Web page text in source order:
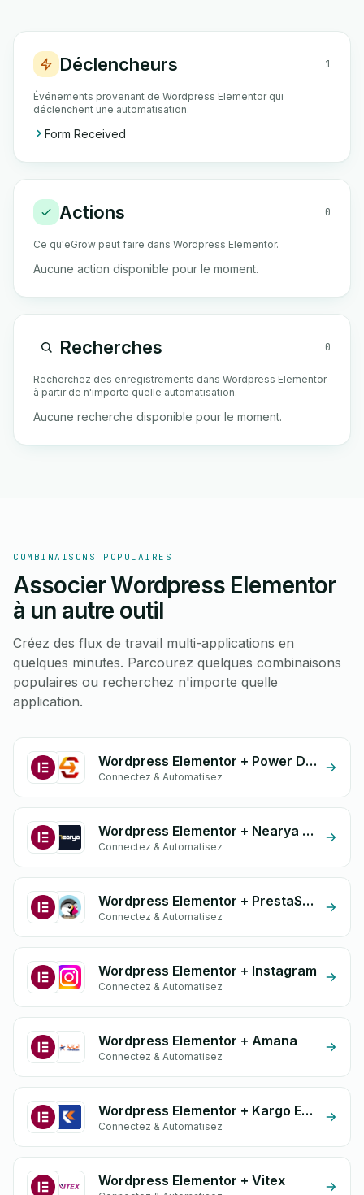
Déclencheurs 1
Événements provenant de Wordpress Elementor qui
déclenchent une automatisation.
Form Received
Actions 0
Ce qu'eGrow peut faire dans Wordpress Elementor.
Aucune action disponible pour le moment.
Recherches 0
Recherchez des enregistrements dans Wordpress Elementor
à partir de n'importe quelle automatisation.
Aucune recherche disponible pour le moment.
COMBINAISONS POPULAIRES
Associer Wordpress Elementor
à un autre outil
Créez des flux de travail multi-applications en
quelques minutes. Parcourez quelques combinaisons
populaires ou recherchez n'importe quelle
application.
Wordpress Elementor + Power Delivery
Connectez & Automatisez
Wordpress Elementor + Nearya Express
Connectez & Automatisez
Wordpress Elementor + PrestaShop
Connectez & Automatisez
Wordpress Elementor + Instagram
Connectez & Automatisez
Wordpress Elementor + Amana
Connectez & Automatisez
Wordpress Elementor + Kargo Express
Connectez & Automatisez
Wordpress Elementor + Vitex